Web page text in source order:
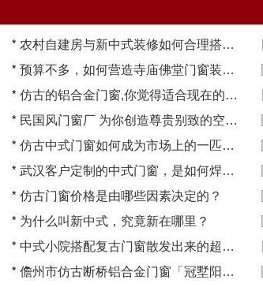
* 农村自建房与新中式装修如何合理搭配【冠墅阳光】
* 预算不多，如何营造寺庙佛堂门窗装修【冠墅阳光】
* 仿古的铝合金门窗,你觉得适合现在的装修吗?【冠墅阳光】
* 民国风门窗厂 为你创造尊贵别致的空间【冠墅阳光】
* 仿古中式门窗如何成为市场上的一匹黑马【冠墅阳光】
* 武汉客户定制的中式门窗，是如何焊接的呢？
* 仿古门窗价格是由哪些因素决定的？
* 为什么叫新中式，究竟新在哪里？
* 中式小院搭配复古门窗散发出来的超凡气质 「冠墅阳光」
* 儋州市仿古断桥铝合金门窗「冠墅阳光」